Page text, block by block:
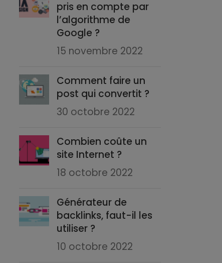
pris en compte par
l’algorithme de
Google ?
15 novembre 2022
Comment faire un
post qui convertit ?
30 octobre 2022
Combien coûte un
site Internet ?
18 octobre 2022
Générateur de
backlinks, faut-il les
utiliser ?
10 octobre 2022